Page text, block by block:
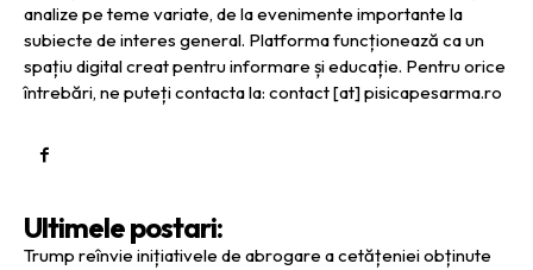
analize pe teme variate, de la evenimente importante la
subiecte de interes general. Platforma funcționează ca un
spațiu digital creat pentru informare și educație. Pentru orice
întrebări, ne puteți contacta la: contact [at] pisicapesarma.ro
Ultimele postari:
Trump reînvie inițiativele de abrogare a cetățeniei obținute